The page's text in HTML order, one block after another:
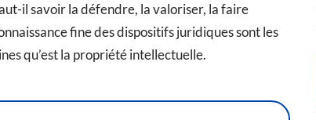
il savoir la défendre, la valoriser, la faire
fine des dispositifs juridiques sont les
qu’est la propriété intellectuelle.